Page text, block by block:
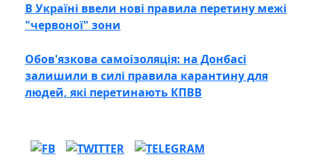
В Україні ввели нові правила перетину межі
"червоної" зони
Обов'язкова самоізоляція: на Донбасі
залишили в силі правила карантину для
людей, які перетинають КПВВ